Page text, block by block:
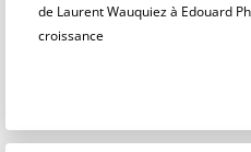
de Laurent Wauquiez à Edouard
croissance